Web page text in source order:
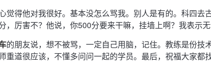
觉得他对我很好。基本没怎么骂我。别人是有的。科四去
厉害不？他说，你500分要来干嘛，挂墙上啊？我表示无
的朋友说，想不被骂，一定自己用脑，记住。教练是份技
重道很应该，不懂多问问一起的学员。最后，祝福大家都